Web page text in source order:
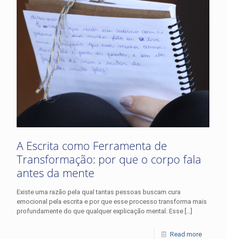
A Escrita como Ferramenta de
Transformação: por que o corpo fala
antes da mente
Existe uma razão pela qual tantas pessoas buscam cura
emocional pela escrita e por que esse processo transforma mais
profundamente do que qualquer explicação mental. Esse […]
Read more